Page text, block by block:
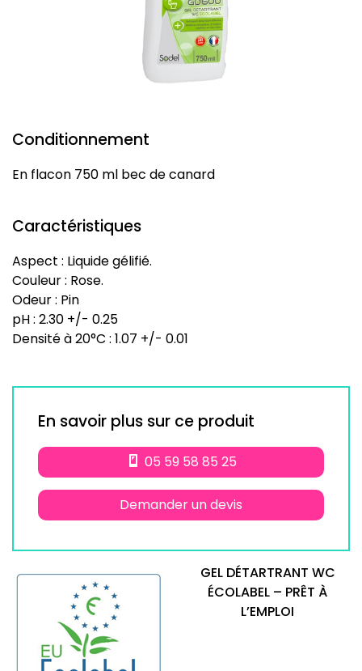
Conditionnement
En flacon 750 ml bec de canard
Caractéristiques
Aspect : Liquide gélifié.
Couleur : Rose.
Odeur : Pin
pH : 2.30 +/- 0.25
Densité à 20°C : 1.07 +/- 0.01
En savoir plus sur ce produit
05 59 58 85 25
Demander un devis
GEL DÉTARTRANT WC
ÉCOLABEL – PRÊT À
L’EMPLOI